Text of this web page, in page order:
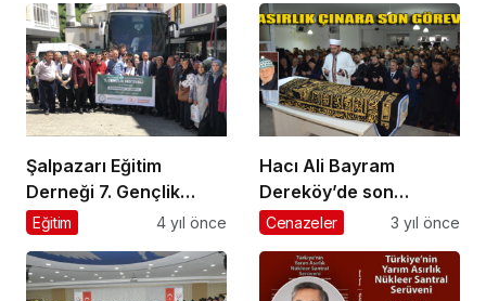
Şalpazarı Eğitim
Derneği 7. Gençlik
Festivali’ne katılacak
çıktı
Eğitim 4 yıl önce
Hacı Ali Bayram
Dereköy’de son
yolculuğuna uğurlandı
Cenazeler 3 yıl önce